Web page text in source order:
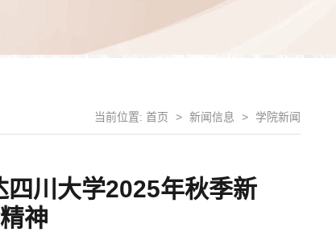
当前位置: 首页 > 新闻信息 > 学院新闻
川大学2025年秋季新
神